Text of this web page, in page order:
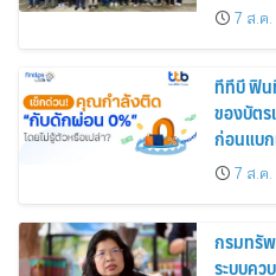
7 ส.ค
ทีทีบี ฟิน
ของบัต
ก่อนแบ
7 ส.ค
กรมทรั
ระบบค